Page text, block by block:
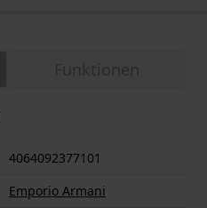
4064092377101
Emporio Armani